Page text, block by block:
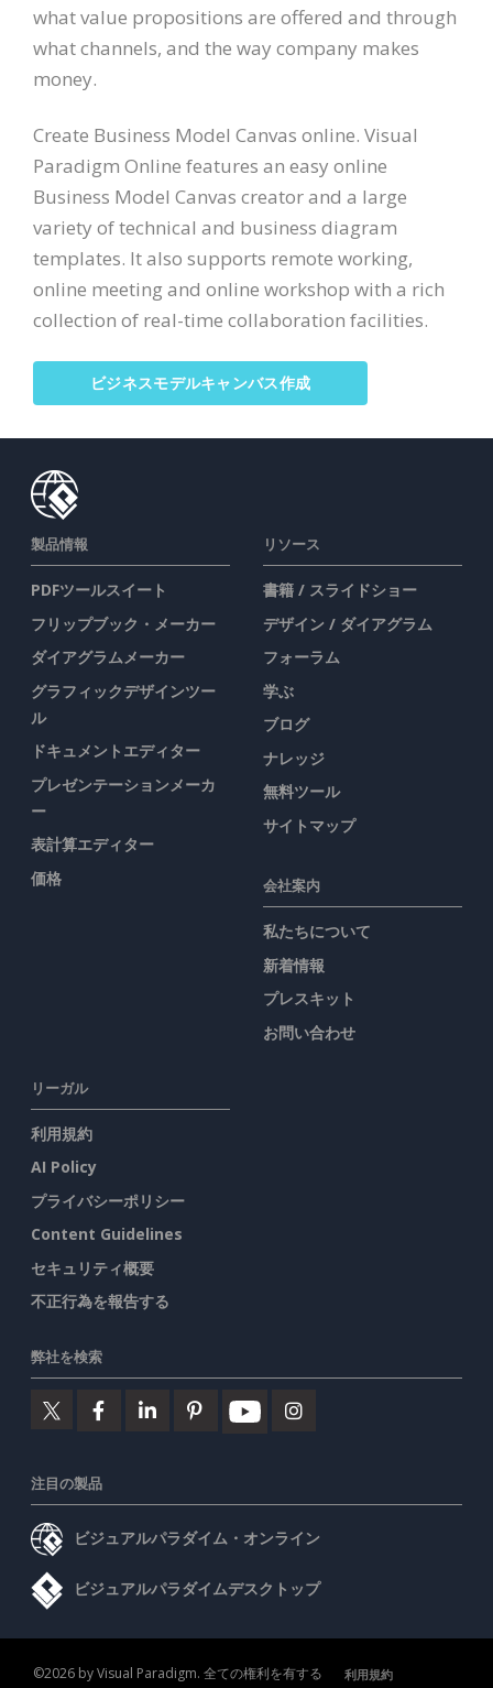
what value propositions are offered and through
what channels, and the way company makes
money.
Create Business Model Canvas online. Visual
Paradigm Online features an easy online
Business Model Canvas creator and a large
variety of technical and business diagram
templates. It also supports remote working,
online meeting and online workshop with a rich
collection of real-time collaboration facilities.
ビジネスモデルキャンバス作成
製品情報
PDFツールスイート
フリップブック・メーカー
ダイアグラムメーカー
グラフィックデザインツー
ル
ドキュメントエディター
プレゼンテーションメーカ
ー
表計算エディター
価格
リソース
書籍 / スライドショー
デザイン / ダイアグラム
フォーラム
学ぶ
ブログ
ナレッジ
無料ツール
サイトマップ
会社案内
私たちについて
新着情報
プレスキット
お問い合わせ
リーガル
利用規約
AI Policy
プライバシーポリシー
Content Guidelines
セキュリティ概要
不正行為を報告する
弊社を検索
注目の製品
ビジュアルパラダイム・オンライン
ビジュアルパラダイムデスクトップ
©2026 by Visual Paradigm. 全ての権利を有する 利用規約